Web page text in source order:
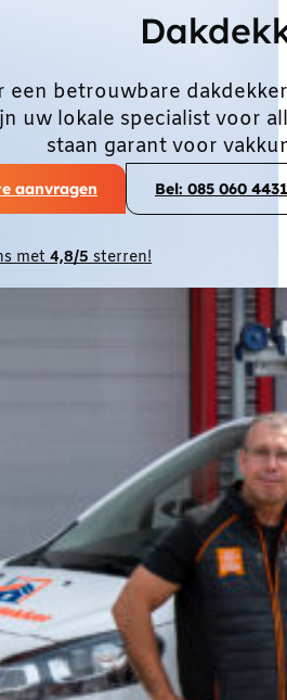
een betrouwbare
uw lokale specialist voor
staan garant voor
aanvragen Bel: 085 060 4431
met4,8/5sterren!